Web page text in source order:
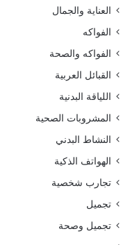
العناية والجمال
الفواكه
الفواكه والصحة
القبائل العربية
اللياقة البدنية
المشروبات الصحية
النشاط البدني
الهواتف الذكية
تجارب شخصية
تجميل
تجميل وصحة